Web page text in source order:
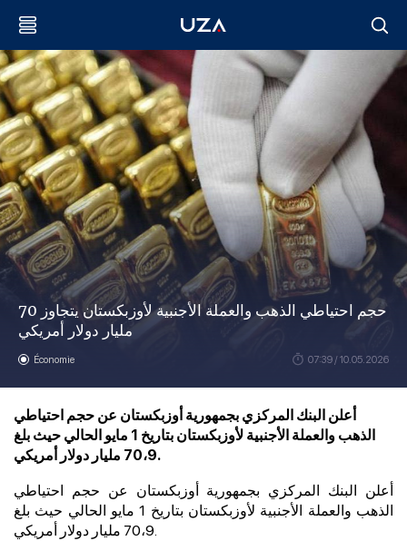
حجم احتياطي الذهب والعملة الأجنبية لأوزبكستان يتجاوز 70
مليار دولار أمريكي
Économie 07:39 / 10.05.2026
أعلن البنك المركزي بجمهورية أوزبكستان عن حجم احتياطي
الذهب والعملة الأجنبية لأوزبكستان بتاريخ 1 مايو الحالي حيث بلغ
70،9 مليار دولار أمريكي.
أعلن البنك المركزي بجمهورية أوزبكستان عن حجم احتياطي
الذهب والعملة الأجنبية لأوزبكستان بتاريخ 1 مايو
الحالي حيث بلغ
70،9 مليار دولار أمريكي.